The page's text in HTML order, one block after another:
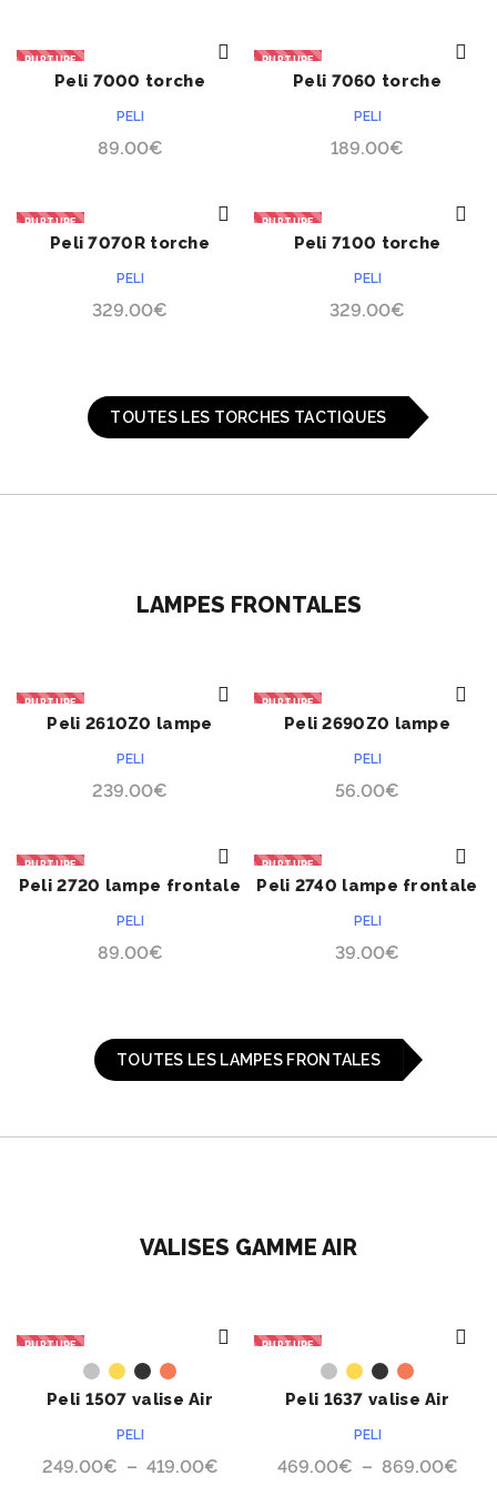
RUPTURE
ACHETER
Peli 7000 torche
PELI
89.00€
RUPTURE
ACHETER
Peli 7060 torche
PELI
189.00€
RUPTURE
ACHETER
Peli 7070R torche
PELI
329.00€
RUPTURE
ACHETER
Peli 7100 torche
PELI
329.00€
TOUTES LES TORCHES TACTIQUES
LAMPES FRONTALES
RUPTURE
ACHETER
Peli 2610Z0 lampe
PELI
239.00€
RUPTURE
ACHETER
Peli 2690Z0 lampe
PELI
56.00€
RUPTURE
ACHETER
Peli 2720 lampe frontale
PELI
89.00€
RUPTURE
ACHETER
Peli 2740 lampe frontale
PELI
39.00€
TOUTES LES LAMPES FRONTALES
VALISES GAMME AIR
RUPTURE
ACHETER
Peli 1507 valise Air
PELI
249.00€ – 419.00€Plage
RUPTURE
ACHETER
Peli 1637 valise Air
PELI
469.00€ – 869.00€